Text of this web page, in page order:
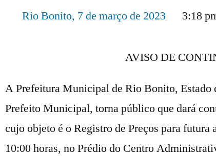
Rio Bonito, 7 de março de 2023 3:18
AVISO DE
A Prefeitura Municipal de Rio Bonito, Estado
Prefeito Municipal, torna público que dará
cujo objeto é o Registro de Preços para
10:00 horas, no Prédio do Centro